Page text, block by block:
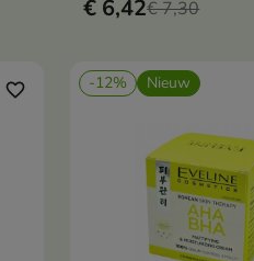
€ 6,42€ 7,30
favorite_border -12% Nieuw